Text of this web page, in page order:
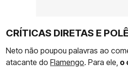
CRÍTICAS DIRETAS E
Neto não poupou palavras ao
atacante do Flamengo. Para ele, o